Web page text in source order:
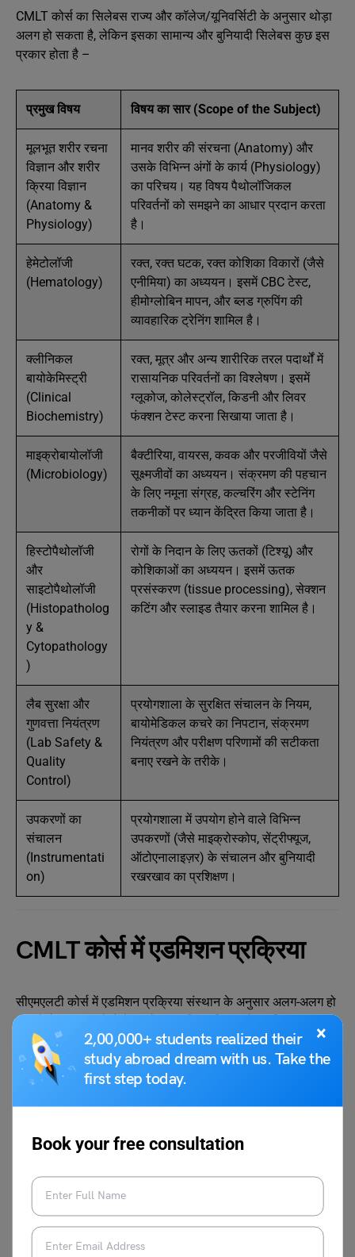
×
2,00,000+ students realized their
study abroad dream with us. Take the
first step today.
Book your free consultation
CMLT कोर्स का सिलेबस राज्य और कॉलेज/यूनिवर्सिटी के अनुसार थोड़ा
अलग हो सकता है, लेकिन इसका सामान्य और बुनियादी सिलेबस कुछ इस
प्रकार होता है –
प्रमुख विषय विषय का सार (Scope of the Subject)
मूलभूत शरीर रचना
विज्ञान और शरीर
क्रिया विज्ञान
(Anatomy &
Physiology)
मानव शरीर की संरचना (Anatomy) और
उसके विभिन्न अंगों के कार्य (Physiology)
का परिचय। यह विषय पैथोलॉजिकल
परिवर्तनों को समझने का आधार प्रदान करता
है।
हेमेटोलॉजी
(Hematology)
रक्त, रक्त घटक, रक्त कोशिका विकारों (जैसे
एनीमिया) का अध्ययन। इसमें CBC टेस्ट,
हीमोग्लोबिन मापन, और ब्लड ग्रुपिंग की
व्यावहारिक ट्रेनिंग शामिल है।
क्लीनिकल
बायोकेमिस्ट्री
(Clinical
Biochemistry)
रक्त, मूत्र और अन्य शारीरिक तरल पदार्थों में
रासायनिक परिवर्तनों का विश्लेषण। इसमें
ग्लूकोज, कोलेस्ट्रॉल, किडनी और लिवर
फंक्शन टेस्ट करना सिखाया जाता है।
माइक्रोबायोलॉजी
(Microbiology)
बैक्टीरिया, वायरस, कवक और परजीवियों जैसे
सूक्ष्मजीवों का अध्ययन। संक्रमण की पहचान
के लिए नमूना संग्रह, कल्चरिंग और स्टेनिंग
तकनीकों पर ध्यान केंद्रित किया जाता है।
हिस्टोपैथोलॉजी
और
साइटोपैथोलॉजी
(Histopatholog
y &
Cytopathology
)
रोगों के निदान के लिए ऊतकों (टिश्यू) और
कोशिकाओं का अध्ययन। इसमें ऊतक
प्रसंस्करण (tissue processing), सेक्शन
कटिंग और स्लाइड तैयार करना शामिल है।
लैब सुरक्षा और
गुणवत्ता नियंत्रण
(Lab Safety &
Quality
Control)
प्रयोगशाला के सुरक्षित संचालन के नियम,
बायोमेडिकल कचरे का निपटान, संक्रमण
नियंत्रण और परीक्षण परिणामों की सटीकता
बनाए रखने के तरीके।
उपकरणों का
संचालन
(Instrumentati
on)
प्रयोगशाला में उपयोग होने वाले विभिन्न
उपकरणों (जैसे माइक्रोस्कोप, सेंट्रीफ्यूज,
ऑटोएनालाइज़र) के संचालन और बुनियादी
रखरखाव का प्रशिक्षण।
CMLT कोर्स में एडमिशन प्रक्रिया
सीएमएलटी कोर्स में एडमिशन प्रक्रिया संस्थान के अनुसार अलग-अलग हो
सकती है। कुछ कॉलेजों में डायरेक्ट एडमिशन मिलता है, जबकि कुछ
संस्थान मेरिट लिस्ट या इंटरव्यू के आधार पर एडमिशन देते हैं। छात्रों को
पहले उन कॉलेजों की जानकारी लेनी चाहिए जहां यह कोर्स उपलब्ध है और
उनकी पात्रता शर्तों को समझना चाहिए।
आवश्यक डॉक्युमेंट्स जैसे 10वीं/12वीं की मार्कशीट, आयु प्रमाण पत्र,
पासपोर्ट साइज फोटो और मेडिकल फिटनेस सर्टिफिकेट सबमिट करना
होता है। हालांकि कुछ संस्थान एप्लीकेशन फीस भी लेते हैं।